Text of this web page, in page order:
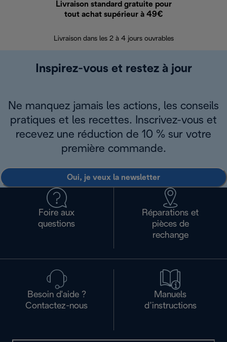
Livraison standard gratuite pour
tout achat supérieur à 49€
Livraison dans les 2 à 4 jours ouvrables
Inspirez-vous et restez à jour
Ne manquez jamais les actions, les conseils
pratiques et les recettes. Inscrivez-vous et
recevez une réduction de 10 % sur votre
première commande.
Oui, je veux la newsletter
Foire aux
questions
Réparations et
pièces de
rechange
Besoin d'aide ?
Contactez-nous
Manuels
d’instructions